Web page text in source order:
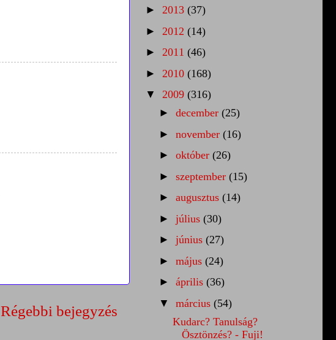
Régebbi bejegyzés
► 2013 (37)
► 2012 (14)
► 2011 (46)
► 2010 (168)
▼ 2009 (316)
► december (25)
► november (16)
► október (26)
► szeptember (15)
► augusztus (14)
► július (30)
► június (27)
► május (24)
► április (36)
▼ március (54)
Kudarc? Tanulság?
Ösztönzés? - Fuji!